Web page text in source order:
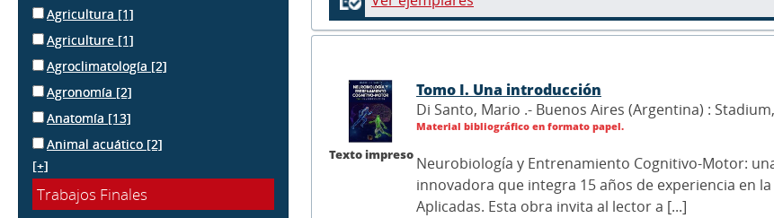
Agricultura [1]
Agriculture [1]
Agroclimatología [2]
Agronomía [2]
Anatomía [13]
Animal acuático [2]
[+]
Trabajos Finales
Texto impreso
Tomo I. Una introducción
Di Santo, Mario .- Buenos Aires (Argentina) : Stadium,
Material bibliográfico en formato papel.
Neurobiología y Entrenamiento Cognitivo-Motor:
innovadora que integra 15 años de experiencia en
Aplicadas. Esta obra invita al lector a [...]